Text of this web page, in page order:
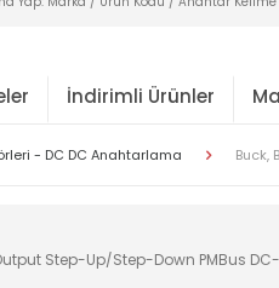
İndirimli Ürünler
- DC DC Anahtarlama Buck,
Step-Up/Step-Down PMBus